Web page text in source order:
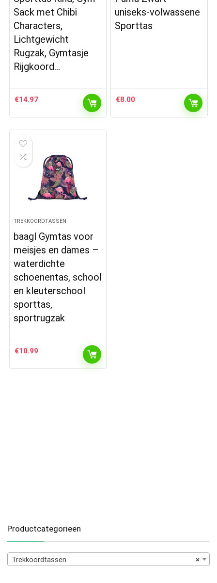
Sack met Chibi
Characters,
Lichtgewicht
Rugzak, Gymtasje
Rijgkoord…
€14.97
uniseks-volwassene
Sporttas
€8.00
TREKKOORDTASSEN
baagl Gymtas voor
meisjes en dames –
waterdichte
schoenentas, school
en kleuterschool
sporttas,
sportrugzak
€10.99
Productcategorieën
×
Trekkoordtassen